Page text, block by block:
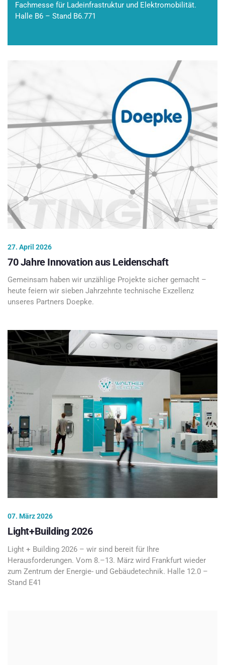
Fachmesse für Ladeinfrastruktur und Elektromobilität.
Halle B6 – Stand B6.771
27. April 2026
70 Jahre Innovation aus Leidenschaft
Gemeinsam haben wir unzählige Projekte sicher gemacht –
heute feiern wir sieben Jahrzehnte technische Exzellenz
unseres Partners Doepke.
07. März 2026
Light+Building 2026
Light + Building 2026 – wir sind bereit für Ihre
Herausforderungen. Vom 8.–13. März wird Frankfurt wieder
zum Zentrum der Energie- und Gebäudetechnik. Halle 12.0 –
Stand E41